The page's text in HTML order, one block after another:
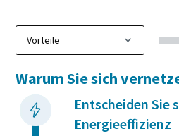
Warum Sie sich
Entscheiden Sie
Energieeffizienz